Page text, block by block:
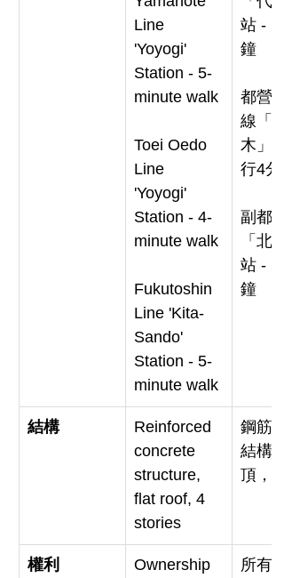
Line
'Yoyogi'
Station - 5-
minute walk
Toei Oedo
Line
'Yoyogi'
Station - 4-
minute walk
Fukutoshin
Line 'Kita-
Sando'
Station - 5-
minute walk
站 -
鐘
都營
線「
木」
行4分
副都
「北
站 -
鐘
結構
Reinforced
concrete
structure,
flat roof, 4
stories
鋼筋
結構
頂，4
權利 Ownership 所有權